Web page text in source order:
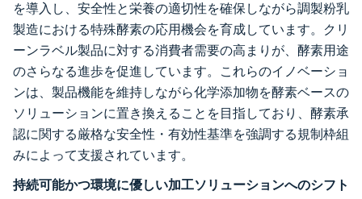
を導入し、安全性と栄養の適切性を確保しながら調製粉乳
製造における特殊酵素の応用機会を育成しています。クリ
ーンラベル製品に対する消費者需要の高まりが、酵素用途
のさらなる進歩を促進しています。これらのイノベーショ
ンは、製品機能を維持しながら化学添加物を酵素ベースの
ソリューションに置き換えることを目指しており、酵素承
認に関する厳格な安全性・有効性基準を強調する規制枠組
みによって支援されています。
持続可能かつ環境に優しい加工ソリューションへのシフト